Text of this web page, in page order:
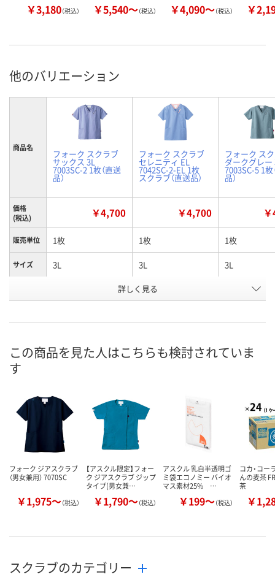
￥3,180（税込） ￥5,540～（税込） ￥4,090～（税込） ￥
他のバリエーション
商品名
フォーク スクラブ
サックス 3L
7003SC-2 1枚（直送
品）
フォーク スクラブ
セレニティ EL
7042SC-2-EL 1枚
スクラブ（直送品）
フォーク ス
ダークグレー
7003SC-5 1枚
品）
価格
(税込)
￥4,700 ￥4,700
販売単位 1枚 1枚 1枚
サイズ 3L 3L 3L
セレニティ ダークグレー
お申込番
在庫 直送品 直送品 直送品
数量
カゴへ
数量
カゴへ カ
詳しく見る
この商品を見た人はこちらも検討されていま
す
フォーク ジアスクラブ
（男女兼用） 7070SC
￥1,975～（税込）
【アスクル限定】フォー
ク ジアスクラブ ジップ
タイプ(男女兼…
￥1,790～（税込）
アスクル 乳白半透明ゴ
ミ袋エコノミー バイオ
マス素材25% …
￥199～（税込）
コカ・コー
んの麦茶
茶
￥
スクラブのカテゴリー